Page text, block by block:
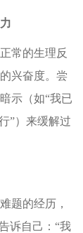
常的生理反
兴奋度。尝
示（如“我已
”）来缓解过
题的经历，
诉自己：“我